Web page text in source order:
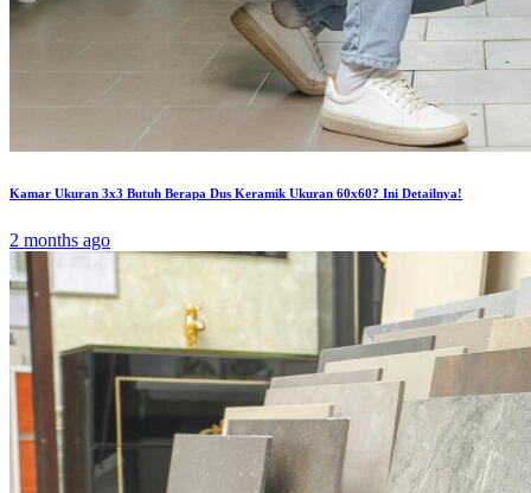
Kamar Ukuran 3x3 Butuh Berapa Dus Keramik Ukuran 60x60? Ini Detailnya!
2 months ago